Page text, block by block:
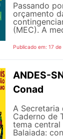
Passando
orçamento
(MEC). A
Publicado em: 17
ANDES-
Conad
A Secretaria
Caderno de
tema central
Balaiada: